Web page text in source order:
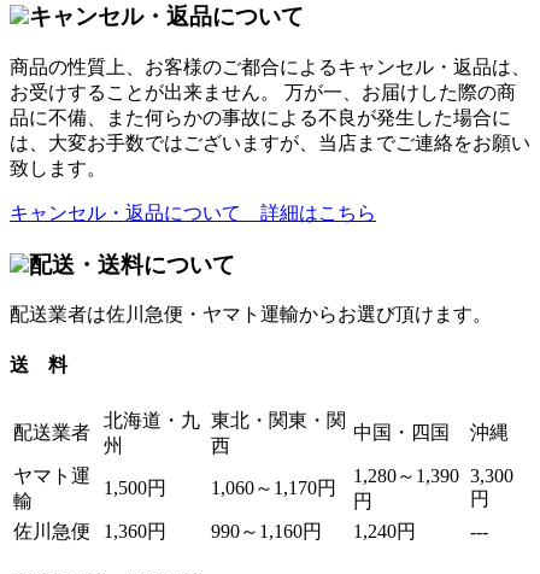
キャンセル・返品について
商品の性質上、お客様のご都合によるキャンセル・返品は、
お受けすることが出来ません。 万が一、お届けした際の商
品に不備、また何らかの事故による不良が発生した場合に
は、大変お手数ではございますが、当店までご連絡をお願い
致します。
キャンセル・返品について 詳細はこちら
配送・送料について
配送業者は佐川急便・ヤマト運輸からお選び頂けます。
送 料
配送業者
北海道・九
州
東北・関東・関
西
中国・四国 沖縄
ヤマト運
輸
1,500円 1,060～1,170円
1,280～1,390
円
3,300
円
佐川急便
1,360円 990～1,160円 1,240円 ---